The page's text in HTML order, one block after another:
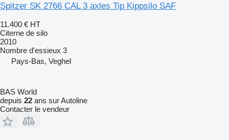
Spitzer SK 2766 CAL 3 axles Tip Kippsilo SAF
11.400 € HT
Citerne de silo
2010
Nombre d'essieux 3
Pays-Bas, Veghel
BAS World
depuis 22 ans sur Autoline
Contacter le vendeur